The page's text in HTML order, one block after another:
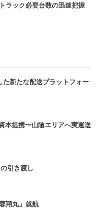
ラック必要台数の迅速把握
新たな配送プラットフォー
本提携〜山陰エリアへ実運送
引き渡し
翔丸」就航